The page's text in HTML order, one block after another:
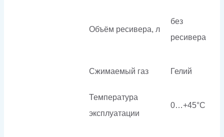
Объём ресивера, л
без
ресивера
Сжимаемый газ Гелий
Температура
эксплуатации
0…+45°C